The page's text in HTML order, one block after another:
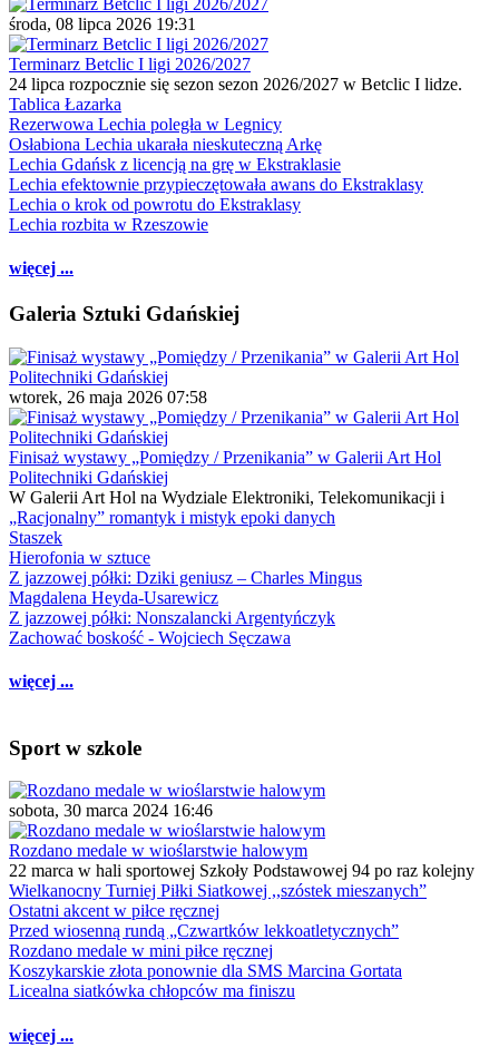
środa, 08 lipca 2026 19:31
Terminarz Betclic I ligi 2026/2027
24 lipca rozpocznie się sezon sezon 2026/2027 w Betclic I lidze.
Tablica Łazarka
Rezerwowa Lechia poległa w Legnicy
Osłabiona Lechia ukarała nieskuteczną Arkę
Lechia Gdańsk z licencją na grę w Ekstraklasie
Lechia efektownie przypieczętowała awans do Ekstraklasy
Lechia o krok od powrotu do Ekstraklasy
Lechia rozbita w Rzeszowie
więcej ...
Galeria Sztuki Gdańskiej
wtorek, 26 maja 2026 07:58
Finisaż wystawy „Pomiędzy / Przenikania” w Galerii Art Hol
Politechniki Gdańskiej
W Galerii Art Hol na Wydziale Elektroniki, Telekomunikacji i
„Racjonalny” romantyk i mistyk epoki danych
Staszek
Hierofonia w sztuce
Z jazzowej półki: Dziki geniusz – Charles Mingus
Magdalena Heyda-Usarewicz
Z jazzowej półki: Nonszalancki Argentyńczyk
Zachować boskość - Wojciech Sęczawa
więcej ...
Sport w szkole
sobota, 30 marca 2024 16:46
Rozdano medale w wioślarstwie halowym
22 marca w hali sportowej Szkoły Podstawowej 94 po raz kolejny
Wielkanocny Turniej Piłki Siatkowej ,,szóstek mieszanych”
Ostatni akcent w piłce ręcznej
Przed wiosenną rundą „Czwartków lekkoatletycznych”
Rozdano medale w mini piłce ręcznej
Koszykarskie złota ponownie dla SMS Marcina Gortata
Licealna siatkówka chłopców ma finiszu
więcej ...